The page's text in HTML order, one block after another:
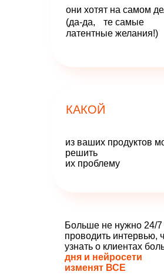
Больше не нужно 24/7
проводить интервью,
узнать о клиентах
дня и нейросети
изменят ВСЕ
КАКОЙ
они хотят на самом
(да-да, те самые
латентные желания!)
из ваших продуктов
решить
их проблему